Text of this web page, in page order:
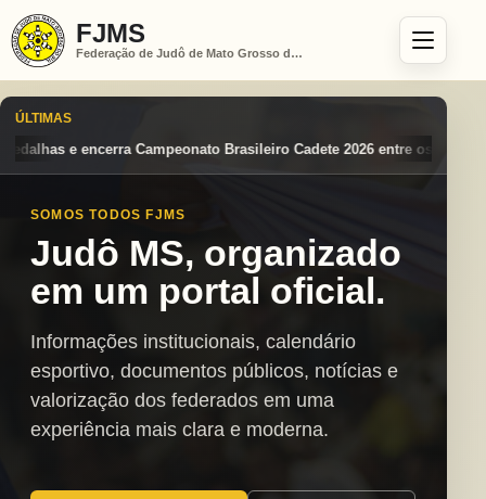
FJMS
Federação de Judô de Mato Grosso do Sul
ÚLTIMAS
Cadete 2026 entre os destaques nacionais Mato Grosso
SOMOS TODOS FJMS
Judô MS, organizado
em um portal oficial.
Informações institucionais, calendário
esportivo, documentos públicos, notícias e
valorização dos federados em uma
experiência mais clara e moderna.